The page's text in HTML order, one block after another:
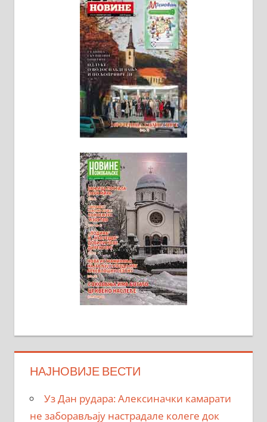
НАЈНОВИЈЕ ВЕСТИ
Уз Дан рудара: Алексиначки камарати
не заборављају настрадале колеге док